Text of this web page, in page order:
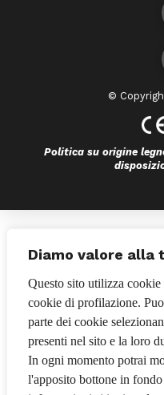
Diamo valore alla
Questo sito utilizza
cookie di profilazione.
parte dei cookie
presenti nel sito e la loro
In ogni momento potrai
l'apposito bottone in
©
Politica su origine